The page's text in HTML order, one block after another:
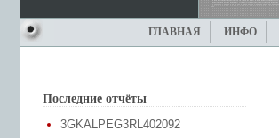
ГЛАВНАЯ ИНФО
Последние отчёты
3GKALPEG3RL402092